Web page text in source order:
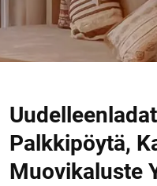
Palkkipöytä,
Muovikaluste